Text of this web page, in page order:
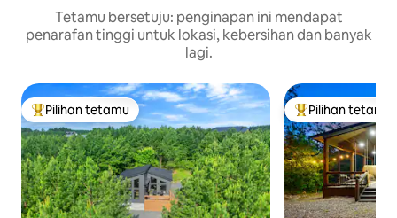
Tetamu bersetuju: penginapan ini mendapat
penarafan tinggi untuk lokasi, kebersihan dan banyak
lagi.
Pilihan utama tetamu
Pilihan tetamu Pilihan utama
Pilihan tetamu